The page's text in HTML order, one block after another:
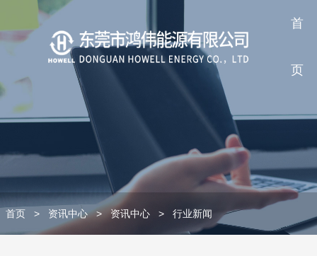
首
页
首页 > 资讯中心 > 资讯中心 > 行业新闻